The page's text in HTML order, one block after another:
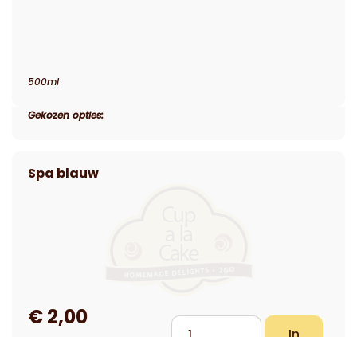
500ml
Gekozen opties: